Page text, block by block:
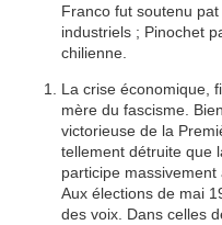
Franco fut soutenu
industriels ; Pinochet
chilienne.
La crise économique,
mère du fascisme.
victorieuse de la
tellement détruite que
participe massivement
Aux élections de mai
des voix. Dans celles